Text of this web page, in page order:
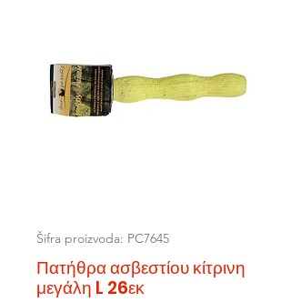
Šifra proizvoda: PC7645
Πατήθρα ασβεστίου κίτρινη
μεγάλη L 26εκ